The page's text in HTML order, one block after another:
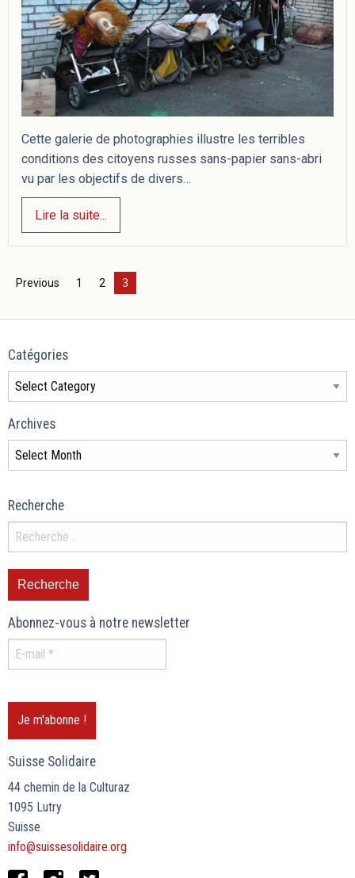
Cette galerie de photographies illustre les terribles
conditions des citoyens russes sans-papier sans-abri
vu par les objectifs de divers…
Lire la suite...
Previous 1 2 3
Catégories
Archives
Recherche
Abonnez-vous à notre newsletter
Suisse Solidaire
44 chemin de la Culturaz
1095 Lutry
Suisse
info@suissesolidaire.org